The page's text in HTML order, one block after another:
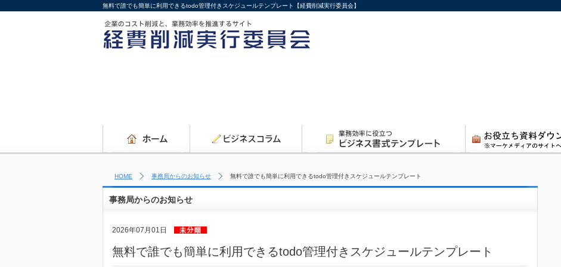
無料で誰でも簡単に利用できるtodo管理付きスケジュールテンプレート【経費削減実行委員会】
HOME 事務局からのお知らせ 無料で誰でも簡単に利用できるtodo管理付きスケジュールテンプレート
事務局からのお知らせ
2026年07月01日
無料で誰でも簡単に利用できるtodo管理付きスケジュールテンプレート